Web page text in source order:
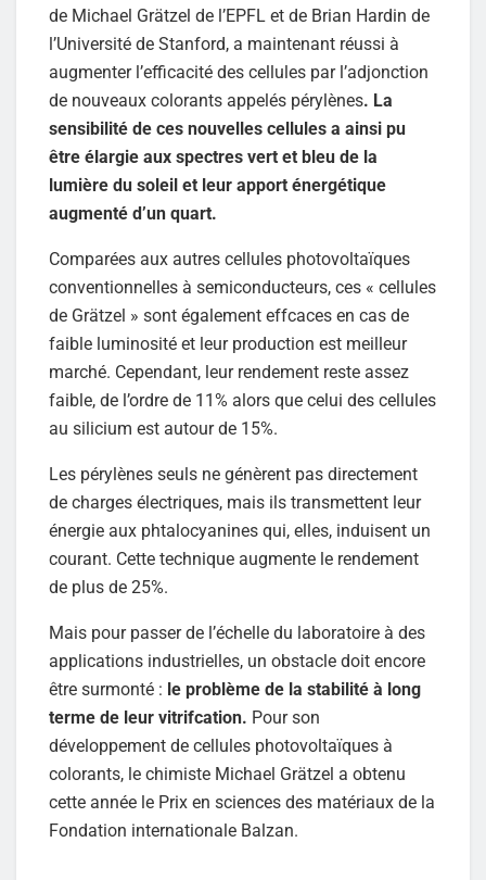
de Michael Grätzel de l’EPFL et de Brian Hardin de
l’Université de Stanford, a maintenant réussi à
augmenter l’efficacité des cellules par l’adjonction
de nouveaux colorants appelés pérylènes. La
sensibilité de ces nouvelles cellules a ainsi pu
être élargie aux spectres vert et bleu de la
lumière du soleil et leur apport énergétique
augmenté d’un quart.
Comparées aux autres cellules photovoltaïques
conventionnelles à semi­conducteurs, ces « cellules
de Grätzel » sont également effcaces en cas de
faible luminosité et leur production est meilleur
marché. Cependant, leur rendement reste assez
faible, de l’ordre de 11% alors que celui des cellules
au silicium est autour de 15%.
Les pérylènes seuls ne génèrent pas directement
de charges électriques, mais ils transmettent leur
énergie aux phtalocyanines qui, elles, induisent un
courant. Cette technique augmente le rendement
de plus de 25%.
Mais pour passer de l’échelle du laboratoire à des
applications industrielles, un obstacle doit encore
être surmonté : le problème de la stabilité à long
terme de leur vitrifcation. Pour son
développement de cellules photovoltaïques à
colorants, le chimiste Michael Grätzel a obtenu
cette année le Prix en sciences des matériaux de la
Fondation internationale Balzan.